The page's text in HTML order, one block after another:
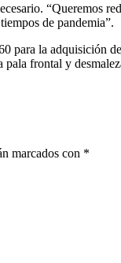
de pandemia”.
la adquisición
frontal y
marcados con *